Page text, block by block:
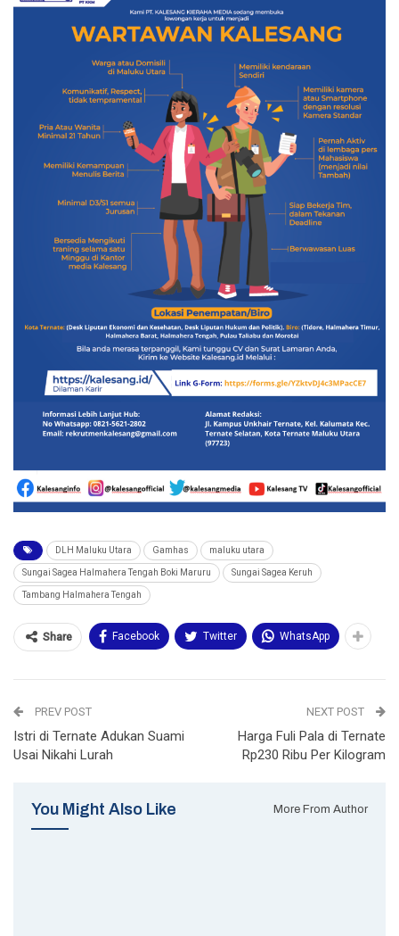
DLH Maluku Utara Gamhas maluku utara
Sungai Sagea Halmahera Tengah Boki Maruru Sungai Sagea Keruh
Tambang Halmahera Tengah
Share Facebook Twitter WhatsApp
PREV POST
Istri di Ternate Adukan Suami
Usai Nikahi Lurah
NEXT POST
Harga Fuli Pala di Ternate
Rp230 Ribu Per Kilogram
You Might Also Like More From Author